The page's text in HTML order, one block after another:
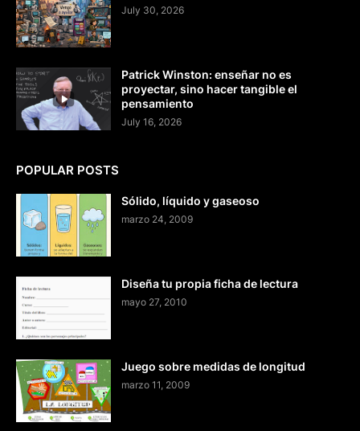
July 30, 2026
Patrick Winston: enseñar no es
proyectar, sino hacer tangible el
pensamiento
July 16, 2026
POPULAR POSTS
Sólido, líquido y gaseoso
marzo 24, 2009
Diseña tu propia ficha de lectura
mayo 27, 2010
Juego sobre medidas de longitud
marzo 11, 2009